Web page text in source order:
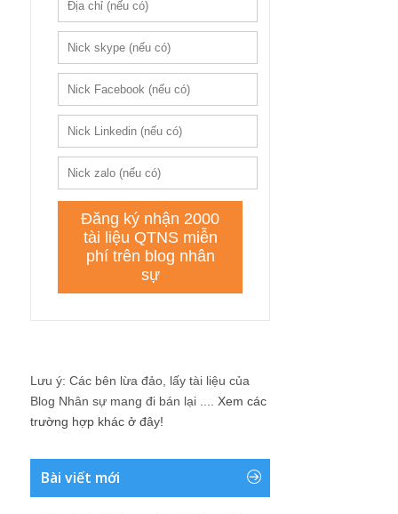
Lưu ý: Các bên lừa đảo, lấy tài liệu của
Blog Nhân sự mang đi bán lại .... Xem các
trường hợp khác ở đây!
Bài viết mới